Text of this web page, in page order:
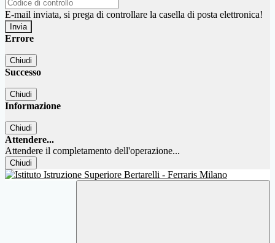
E-mail inviata, si prega di controllare la casella di posta elettronica!
Errore
Chiudi
Successo
Chiudi
Informazione
Chiudi
Attendere...
Attendere il completamento dell'operazione...
Chiudi